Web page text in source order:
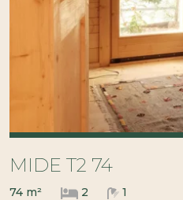
MIDE T2 74
74 m² 2 1